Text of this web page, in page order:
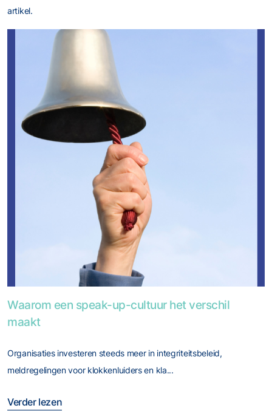
artikel.
Waarom een speak-up-cultuur het verschil
maakt
Organisaties investeren steeds meer in integriteitsbeleid,
meldregelingen voor klokkenluiders en kla...
Verder lezen